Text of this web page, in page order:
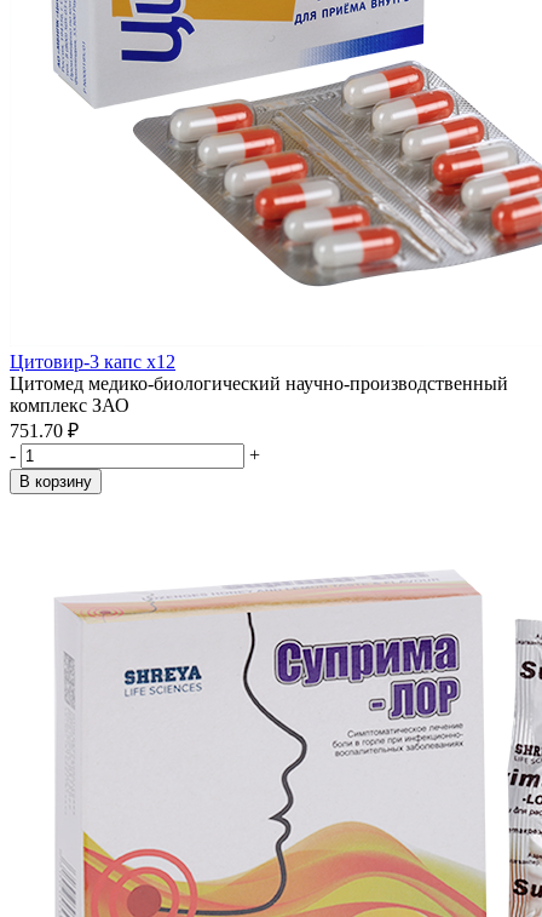
Цитовир-3 капс x12
Цитомед медико-биологический научно-производственный
комплекс ЗАО
751.70 ₽
-
+
В корзину